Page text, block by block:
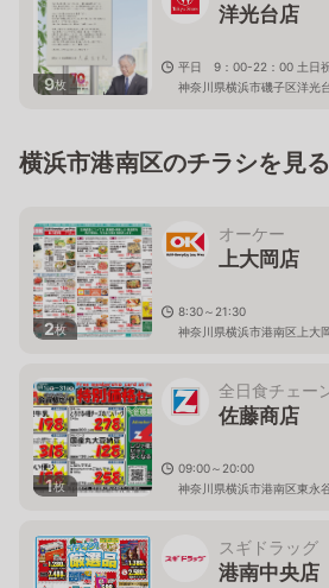
9枚
洋光台店
平日 9：00-22：00 土日
神奈川県横浜市磯子区洋光
横浜市港南区のチラシを見る
2枚
オーケー
上大岡店
8:30～21:30
神奈川県横浜市港南区上大
1枚
全日食チェー
佐藤商店
09:00～20:00
神奈川県横浜市港南区東永
スギドラッグ
港南中央店